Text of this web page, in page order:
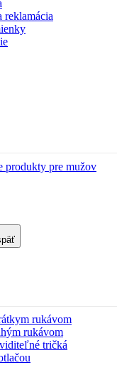
reklamácia
produkty pre mužov
rukávom
rukávom
tričká